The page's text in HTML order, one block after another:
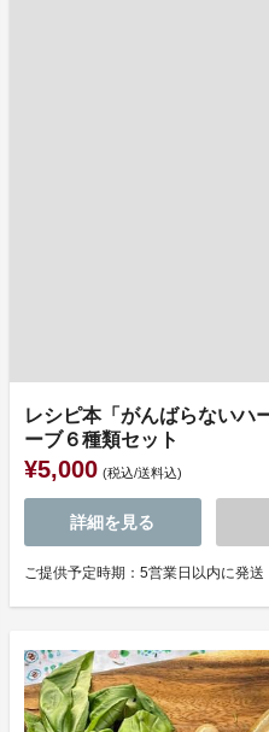
レシピ本「がんばらないハ
ーブ６種類セット
¥5,000 (税込/送料込)
詳細を見る
ご提供予定時期：5営業日以内に発送